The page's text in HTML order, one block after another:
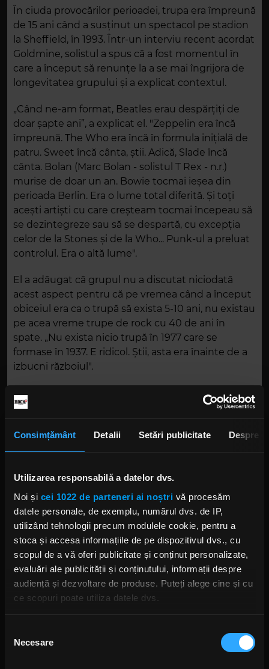
Consimțământ Detalii Setări publicitate Despre
Utilizarea responsabilă a datelor dvs.
Noi și cei 1022 de parteneri ai noștri vă procesăm
datele personale, de exemplu, numărul dvs. de IP,
utilizând tehnologii precum modulele cookie, pentru a
stoca și accesa informațiile de pe dispozitivul dvs., cu
scopul de a vă oferi publicitate și conținut personalizate,
evaluări ale publicității și conținutului, informații despre
audiență și dezvoltare de produse. Puteți alege cine și cu
ce scopuri poate utiliza datele dvs.
Să colectăm informațiile cu privire la locația dvs.
consimțământului
Necesare
În ciuda provocărilor perioadei, trupa era împreună
de 15 ani când a susținut un spectacol pe stadion
la Sheffield, în 1993. Într-un interviu recent acordat
Goldmine, solistul a spus că a fost momentul în
care a început să renunțe la a se mai îngrijora de
longevitatea grupului și a explicat contextul.
„Când ne-am format, Beatles erau despărțiți de
doar șapte ani”, a explicat el. "Zeppelin era încă
împreună. The Who era încă în formula inițială de
patru. Sweet încă cânta, știi. Adică, Slade încă
cânta. Bolan (Marc Bolan - solistul T Rex - n.r.)
murise de doar un an. Bowie tocmai ieșea din
perioada Berlin. Era o lume total diferită. Și toți
acești artiști cu care creșteam tocmai începeau să
se dezintegreze sau să se despartă, cu excepția
celor de la Stones și de la Who... Punk-ul a preluat
controlul. Era o altă lume".
El a adăugat că grupul nu a discutat niciodată
acest aspect pentru că pe vremea când a început
obiceiul era ca o trupă să exista 5-10 ani, nu existau
pe acea vreme trupe de rock cu 40 de ani în
spate. „Nu exista nicio trupă în 1977 care se
formase în 1937. E ridicol. Știi, asta era înainte de a
izbucni războiul".
Trupa s-a întors cu un concert în Sheffield, la 15 ani
de la formare, în 1993, cântând în fața familiei,
că acela a fost momentul în care și-a dat seama că
nu are de ce să fie îngrijorat: „Uau, cred că putem
Atitudinea lui Elliott față de longevitatea grupului
se poate vedea și în cel mai recent album al trupei,
„Diamond Star Halos”, care a fost înregistrat în
perioada de izolare.
JOE ELLIOTT DEF LEPPARD